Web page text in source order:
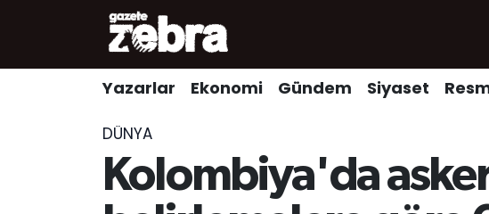
Yazarlar Ekonomi Gündem Siyaset
DÜNYA
Kolombiya'da
Yazarlar
Kültür-Sanat
Nöbetçi Eczaneler
Trafik Durumu
Süper Lig Puan Durumu ve Fikstür